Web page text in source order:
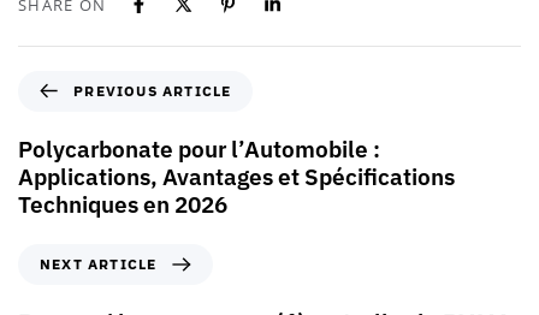
PREVIOUS ARTICLE
Polycarbonate pour l’Automobile :
Applications, Avantages et Spécifications
Techniques en 2026
NEXT ARTICLE